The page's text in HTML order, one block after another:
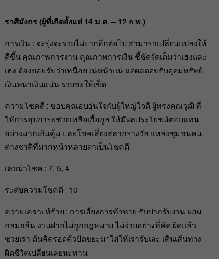
ราศีมังกร (ผู้ที่เกิดตั้งแต่ 14 ม.ค. – 12 ก.พ.)
การเงิน : จะรุ่งจะรวยไม่ยากอีกต่อไป สามารถเปลี่ยนแปลงให้
ดีขึ้น คุณภาพการงาน คุณภาพการเงิน ชี้ชัดจัดเต็มว่าเฮงและ
เฮง ต้องยอมรับว่าเหนื่อยแน่หนักแน่ แต่ผลตอบรับอุดมทรัพย์
เงินหนาเงินแน่น รวยซะให้เข็ด
ความโชคดี : ขอบคุณอบอุ่นใจกับผู้ใหญ่ใจดี ผู้ทรงคุณวุฒิ ที่
ให้การอุปการะช่วยเหลือเกื้อกูล ให้มีผลประโยชน์ตอบแทน
อย่างมากเกินคุ้ม และโชคเสี่ยงสลากรางวัล แหล่งชุมชนคน
ต่างชาติที่มากหน้าหลายตาเป็นโชคดี
เลขนำโชค : 7, 5, 4
ระดับความโชคดี : 10
ความเคราะห์ร้าย : การเสี่ยงการท้าทาย รับปากรับงาน ผสม
กลมกลืน งานฝากไม่ถูกกฎหมาย ไม่ง่ายอย่างที่คิด ผิดแล้ว
ซวยเรา ต้นคิดรอดตัวปัดขยะมาใส่ให้เรารับเละ เดินเส้นทาง
ผิดชีวิตเปลี่ยนเลยนะท่าน